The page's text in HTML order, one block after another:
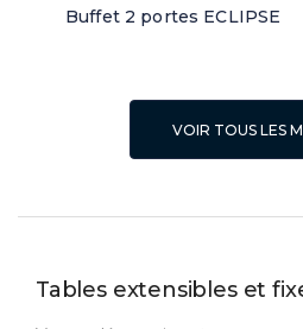
Buffet 2 portes ECLIPSE
VOIR TOUS LES
Tables extensibles et